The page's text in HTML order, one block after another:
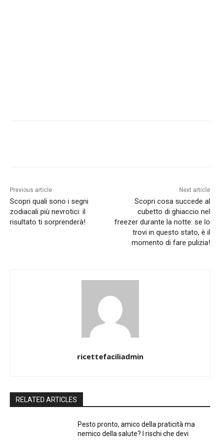
Previous article
Scopri quali sono i segni
zodiacali più nevrotici: il
risultato ti sorprenderà!
Next article
Scopri cosa succede al
cubetto di ghiaccio nel
freezer durante la notte: se lo
trovi in questo stato, è il
momento di fare pulizia!
ricettefaciliadmin
RELATED ARTICLES
Pesto pronto, amico della praticità ma
nemico della salute? I rischi che devi